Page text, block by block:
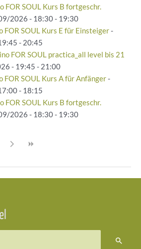
FOR SOUL Kurs B fortgeschr.
2026 - 18:30 - 19:30
FOR SOUL Kurs E für Einsteiger-
- 20:45
FOR SOUL practica_all level bis 21
- 19:45 - 21:00
FOR SOUL Kurs A für Anfänger-
- 18:15
FOR SOUL Kurs B fortgeschr.
2026 - 18:30 - 19:30